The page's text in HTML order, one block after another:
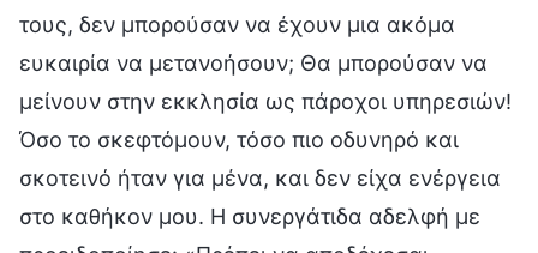
τους, δεν μπορούσαν να έχουν μια ακόμα
ευκαιρία να μετανοήσουν; Θα μπορούσαν να
μείνουν στην εκκλησία ως πάροχοι υπηρεσιών!
Όσο το σκεφτόμουν, τόσο πιο οδυνηρό και
σκοτεινό ήταν για μένα, και δεν είχα ενέργεια
στο καθήκον μου. Η συνεργάτιδα αδελφή με